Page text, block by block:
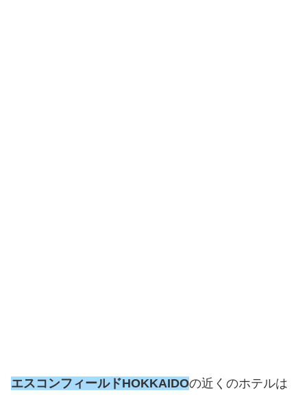
エスコンフィールドHOKKAIDOの近くのホテルは